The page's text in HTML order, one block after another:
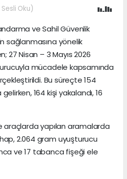
Oku)
ve Sahil Güvenlik
sağlanmasına yönelik
27 Nisan – 3 Mayıs 2026
mücadele kapsamında
Bu süreçte 154
164 kişi yakalandı, 16
araçlarda yapılan aramalarda
2.064 gram uyuşturucu
ve 17 tabanca fişeği ele